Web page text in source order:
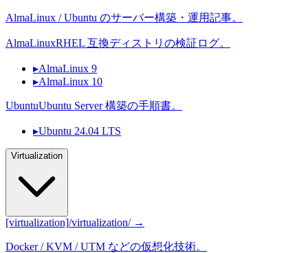
AlmaLinux / Ubuntu のサーバー構築・運用記事。
AlmaLinuxRHEL 互換ディストリの検証ログ。
▸AlmaLinux 9
▸AlmaLinux 10
UbuntuUbuntu Server 構築の手順書。
▸Ubuntu 24.04 LTS
Virtualization
[virtualization]/virtualization/ →
Docker / KVM / UTM などの仮想化技術。